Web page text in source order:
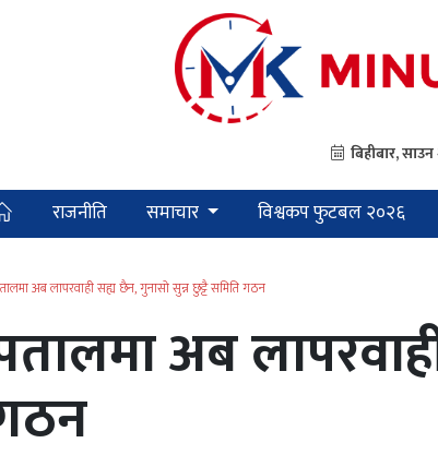
राजनीति समाचार विश्वकप फुटबल २०२६
अब लापरवाही सह्य छैन, गुनासो सुन्न छुट्टै समिति गठन
अब